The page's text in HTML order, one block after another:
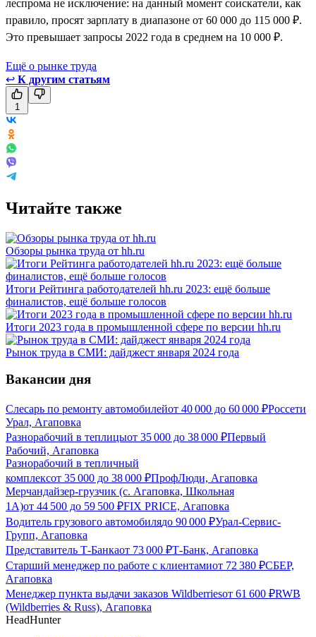
леспрома не исключение: на данный момент соискатели, как
правило, просят зарплату в диапазоне от 60 000 до 115 000 ₽.
Это превышает запросы 2022 года в среднем на 10 000 ₽.
Ещё о рынке труда
↩ К другим статьям
1
Читайте также
Обзоры рынка труда от hh.ru
Итоги Рейтинга работодателей hh.ru 2023: ещё больше
финалистов, ещё больше голосов
Итоги 2023 года в промышленной сфере по версии hh.ru
Рынок труда в СМИ: дайджест января 2024 года
Вакансии дня
Слесарь по ремонту автомобилейот 40 000 до 60 000 ₽Россети
Урал, Агаповка
Разнорабочий в теплицыот 35 000 до 38 000 ₽Первый
Рабочий, Агаповка
Разнорабочий в тепличный
комплексот 35 000 до 38 000 ₽ПрофЛюди, Агаповка
Мерчандайзер-грузчик (с. Агаповка, Школьная
1А)от 44 500 до 59 500 ₽FIX PRICE, Агаповка
Водитель грузового автомобилядо 90 000 ₽Урал-Сервис-
Групп, Агаповка
Представитель Т-Банкаот 73 000 ₽Т-Банк, Агаповка
Старший менеджер по работе с клиентамиот 72 380 ₽СБЕР,
Агаповка
Менеджер пункта выдачи заказов Wildberriesот 61 600 ₽RWB
(Wildberries & Russ), Агаповка
HeadHunter